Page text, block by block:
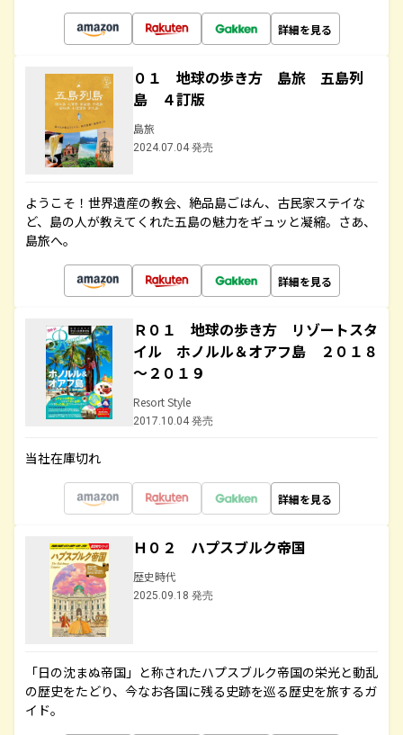
詳細を見る
０１ 地球の歩き方 島旅 五島列
島 ４訂版
島旅
2024.07.04 発売
ようこそ！世界遺産の教会、絶品島ごはん、古民家ステイな
ど、島の人が教えてくれた五島の魅力をギュッと凝縮。さあ、
島旅へ。
詳細を見る
Ｒ０１ 地球の歩き方 リゾートスタ
イル ホノルル＆オアフ島 ２０１８
～２０１９
Resort Style
2017.10.04 発売
当社在庫切れ
詳細を見る
Ｈ０２ ハプスブルク帝国
歴史時代
2025.09.18 発売
「日の沈まぬ帝国」と称されたハプスブルク帝国の栄光と動乱
の歴史をたどり、今なお各国に残る史跡を巡る歴史を旅するガ
イド。